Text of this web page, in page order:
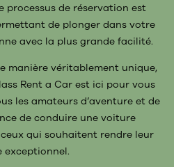
processus de réservation est
de plonger dans votre
avec la plus grande facilité.
manière véritablement unique,
Rent a Car est ici pour vous
les amateurs d’aventure et de
de conduire une voiture
qui souhaitent rendre leur
exceptionnel.